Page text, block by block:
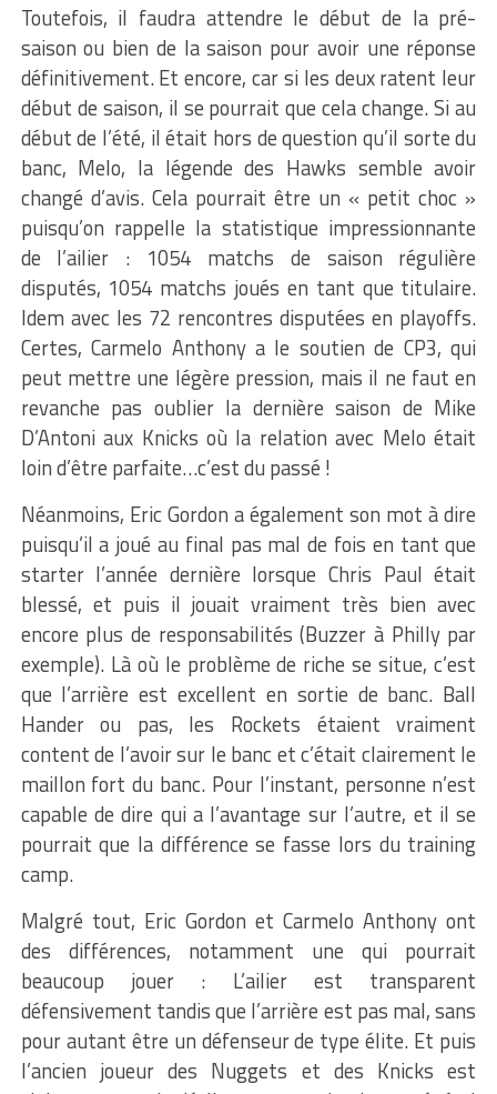
Toutefois, il faudra attendre le début de la pré-
saison ou bien de la saison pour avoir une réponse
définitivement. Et encore, car si les deux ratent leur
début de saison, il se pourrait que cela change. Si au
début de l’été, il était hors de question qu’il sorte du
banc, Melo, la légende des Hawks semble avoir
changé d’avis. Cela pourrait être un « petit choc »
puisqu’on rappelle la statistique impressionnante
de l’ailier : 1054 matchs de saison régulière
disputés, 1054 matchs joués en tant que titulaire.
Idem avec les 72 rencontres disputées en playoffs.
Certes, Carmelo Anthony a le soutien de CP3, qui
peut mettre une légère pression, mais il ne faut en
revanche pas oublier la dernière saison de Mike
D’Antoni aux Knicks où la relation avec Melo était
loin d’être parfaite…c’est du passé !
Néanmoins, Eric Gordon a également son mot à dire
puisqu’il a joué au final pas mal de fois en tant que
starter l’année dernière lorsque Chris Paul était
blessé, et puis il jouait vraiment très bien avec
encore plus de responsabilités (Buzzer à Philly par
exemple). Là où le problème de riche se situe, c’est
que l’arrière est excellent en sortie de banc. Ball
Hander ou pas, les Rockets étaient vraiment
content de l’avoir sur le banc et c’était clairement le
maillon fort du banc. Pour l’instant, personne n’est
capable de dire qui a l’avantage sur l’autre, et il se
pourrait que la différence se fasse lors du training
camp.
Malgré tout, Eric Gordon et Carmelo Anthony ont
des différences, notamment une qui pourrait
beaucoup jouer : L’ailier est transparent
défensivement tandis que l’arrière est pas mal, sans
pour autant être un défenseur de type élite. Et puis
l’ancien joueur des Nuggets et des Knicks est